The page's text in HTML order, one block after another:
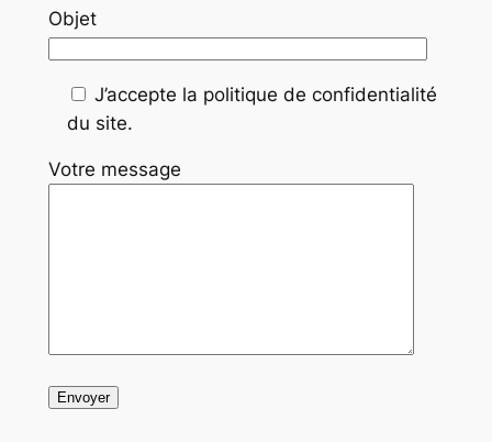
Objet
J’accepte la politique de confidentialité
du site.
Votre message